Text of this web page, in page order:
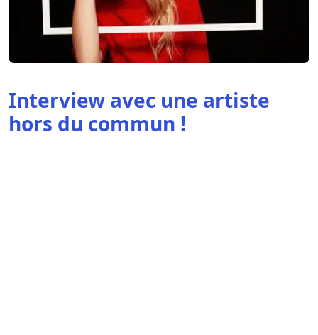
Interview avec une artiste
hors du commun !